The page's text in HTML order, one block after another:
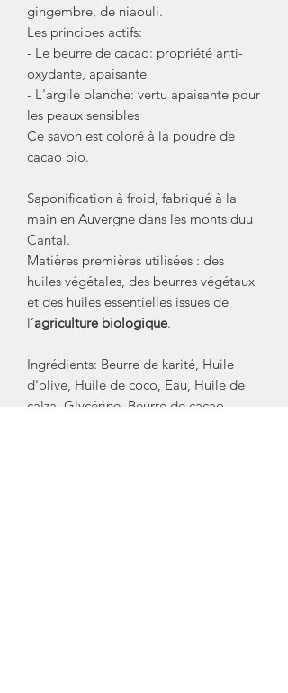
gingembre, de niaouli.
Les principes actifs:
- Le beurre de cacao: propriété anti-
oxydante, apaisante
- L'argile blanche: vertu apaisante pour
les peaux sensibles
Ce savon est coloré à la poudre de
cacao bio.
Saponification à froid, fabriqué à la
main en Auvergne dans les monts duu
Cantal.
Matières premières utilisées : des
huiles végétales, des beurres végétaux
et des huiles essentielles issues de
l’agriculture biologique.
Ingrédients: Beurre de karité, Huile
d'olive, Huile de coco, Eau, Huile de
calza, Glycérine, Beurre de cacao,